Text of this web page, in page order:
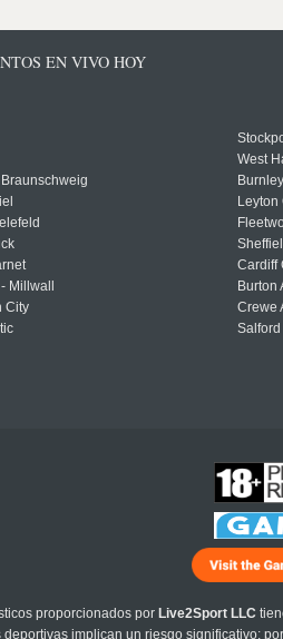
EN VIVO HOY
Millwall
City
West
Leyton
Cardiff
Burton
Crewe
Salford
proporcionados por Live2Sport LLC
implican un riesgo significativo;